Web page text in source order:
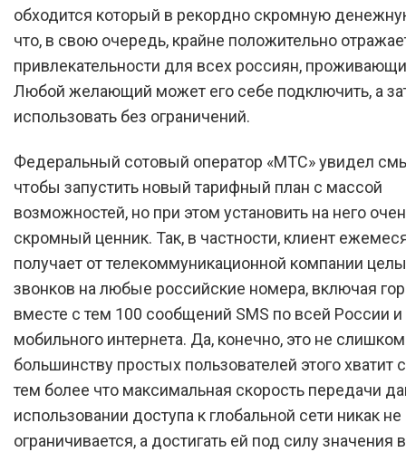
обходится который в рекордно скромную
что, в свою очередь, крайне положительно
привлекательности для всех россиян,
Любой желающий может его себе подключить, а
использовать без ограничений.
Федеральный сотовый оператор «МТС» увидел
чтобы запустить новый тарифный план с массой
возможностей, но при этом установить на него
скромный ценник. Так, в частности, клиент
получает от телекоммуникационной компании
звонков на любые российские номера, включая
вместе с тем 100 сообщений SMS по всей России
мобильного интернета. Да, конечно, это не
большинству простых пользователей этого хватит
тем более что максимальная скорость передачи
использовании доступа к глобальной сети никак не
ограничивается, а достигать ей под силу значения